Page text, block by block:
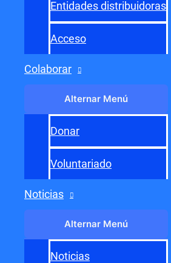
Entidades distribuidoras
Acceso
Colaborar
Alternar Menú
Donar
Voluntariado
Noticias
Alternar Menú
Noticias
Navegación de entradas
Entrada anterior
Entrada siguiente→